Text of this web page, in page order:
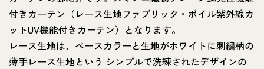
付きカーテン（レース生地ファブリック・ボイル紫外線カ
ットUV機能付きカーテン）となります。
レース生地は、ベースカラーと生地がホワイトに刺繍柄の
薄手レース生地という シンプルで洗練されたデザインの